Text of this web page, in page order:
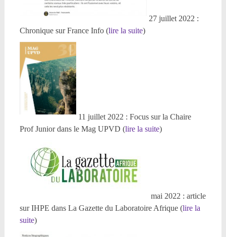
27 juillet 2022 :
Chronique sur France Info (lire la suite)
11 juillet 2022 : Focus sur la Chaire
Prof Junior dans le Mag UPVD (lire la suite)
mai 2022 : article
sur IHPE dans La Gazette du Laboratoire Afrique (lire la
suite)